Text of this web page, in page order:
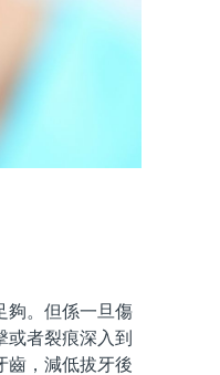
。但係一旦傷
者裂痕深入到
齒，減低拔牙後